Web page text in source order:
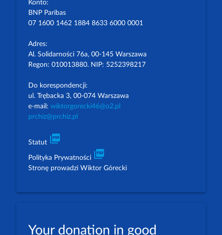
Konto:
BNP Paribas
07 1600 1462 1884 8633 6000 0001
Adres:
Al. Solidarności 76a, 00-145 Warszawa
Regon: 010013880. NIP: 5252398217
Do korespondencji:
ul. Trębacka 3, 00-074 Warszawa
e-mail: wiktorgorecki46@o2.pl
prchiz@prchiz.pl
Statut picture_as_pdf
Polityka Prywatności picture_as_pdf
Stronę prowadzi Wiktor Górecki
Your donation in good